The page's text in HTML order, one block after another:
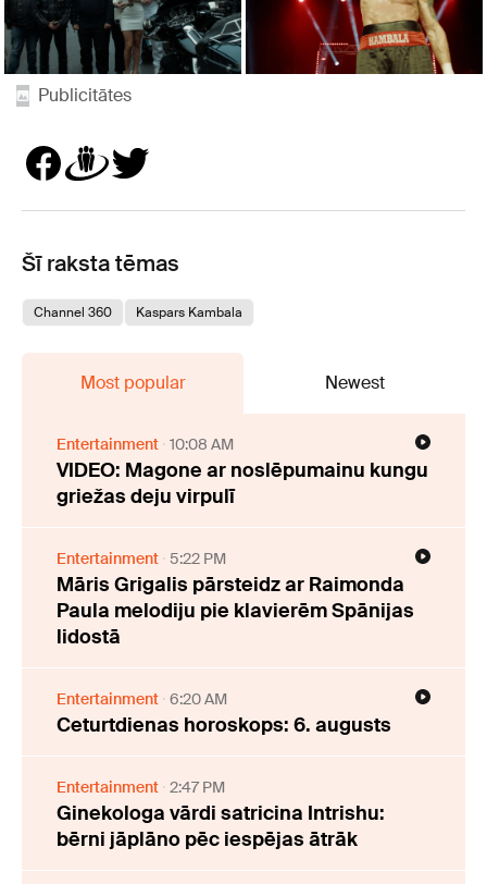
Publicitātes
Šī raksta tēmas
Channel 360 Kaspars Kambala
Most popular Newest
Entertainment 10:08 AM
VIDEO: Magone ar noslēpumainu kungu
griežas deju virpulī
Entertainment 5:22 PM
Māris Grigalis pārsteidz ar Raimonda
Paula melodiju pie klavierēm Spānijas
lidostā
Entertainment 6:20 AM
Ceturtdienas horoskops: 6. augusts
Entertainment 2:47 PM
Ginekologa vārdi satricina Intrishu:
bērni jāplāno pēc iespējas ātrāk